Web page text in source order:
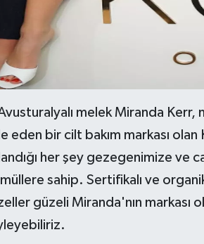
Avusturalyalı melek Miranda
eden bir cilt bakım markası
her şey gezegenimize ve
sahip. Sertifikalı ve
güzeli Miranda'nın markası